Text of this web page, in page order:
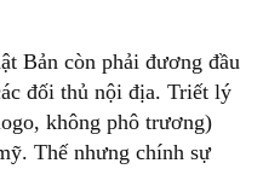
Bản còn phải đương đầu
đối thủ nội địa. Triết lý
không phô trương)
Thế nhưng chính sự